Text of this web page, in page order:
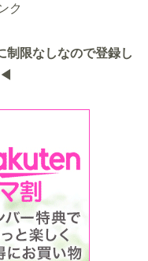
ク
制限なしなので登録し